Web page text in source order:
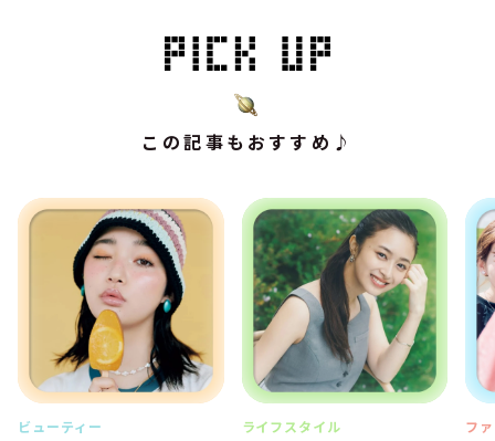
この記事もおすすめ♪
ビューティー ライフスタイル フ